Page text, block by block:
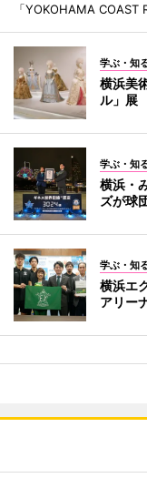
「YOKOHAMA COAST
学ぶ・知
横浜美
ル」展
学ぶ・知
横浜・
ズが球
学ぶ・知
横浜エ
アリー